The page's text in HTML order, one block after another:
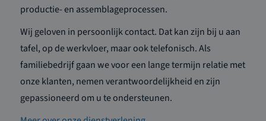
productie- en assemblageprocessen.
Wij geloven in persoonlijk contact. Dat kan zijn bij u aan
tafel, op de werkvloer, maar ook telefonisch. Als
familiebedrijf gaan we voor een lange termijn relatie met
onze klanten, nemen verantwoordelijkheid en zijn
gepassioneerd om u te ondersteunen.